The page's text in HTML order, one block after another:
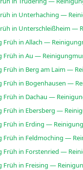
in Unterhaching —
in Unterschleißheim —
Früh in Allach —
Früh in Au —
in Berg am Laim —
Früh in Bogenhausen —
Früh in Dachau —
Früh in Ebersberg —
Früh in Erding —
Früh in Feldmoching —
Früh in Forstenried —
Früh in Freising —